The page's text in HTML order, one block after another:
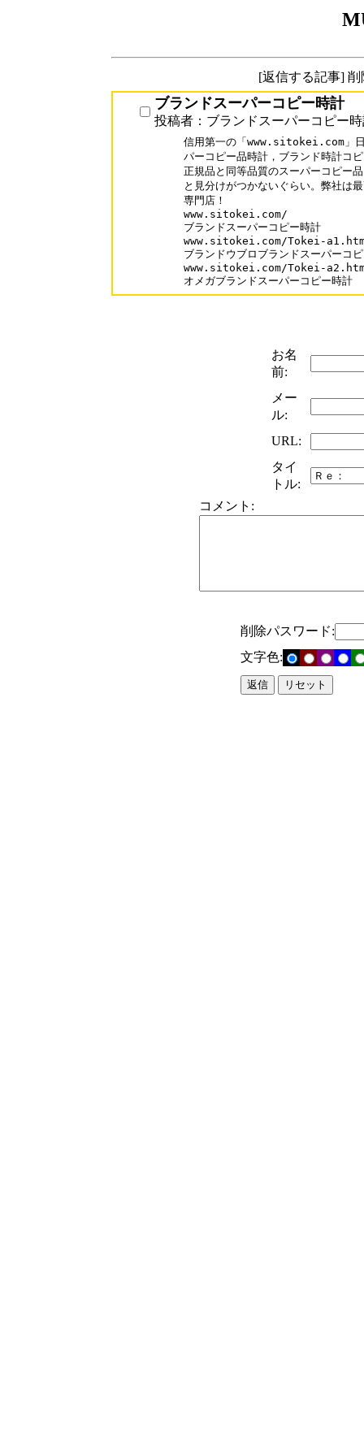
[返信する記事]
ブランドスーパーコピー時計
投稿者：ブランドスーパーコピー
信用第一の「www.sitokei.com」日
パーコピー品時計，ブランド時計コ
正規品と同等品質のスーパーコピー
と見分けがつかないぐらい。弊社は
専門店！
www.sitokei.com/
ブランドスーパーコピー時計
www.sitokei.com/Tokei-
ブランドウブロブランドスーパーコ
www.sitokei.com/Tokei-
オメガブランドスーパーコピー時計
お名
前:
メー
ル:
URL:
タイ
トル:
コメント:
削除パスワード:
文字色: